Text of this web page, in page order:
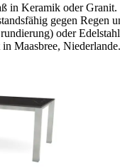
in Keramik oder Granit.
gegen Regen
oder
in Maasbree,